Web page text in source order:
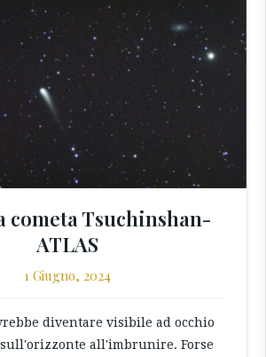
cometa Tsuchinshan-
ATLAS
1 Giugno, 2024
diventare visibile ad occhio
sull'orizzonte all'imbrunire. Forse